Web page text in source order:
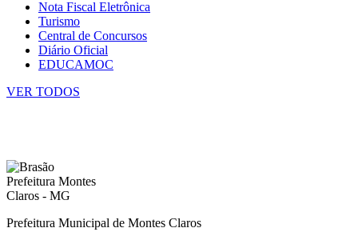
Nota Fiscal Eletrônica
Turismo
Central de Concursos
Diário Oficial
EDUCAMOC
VER TODOS
Prefeitura Municipal de Montes Claros